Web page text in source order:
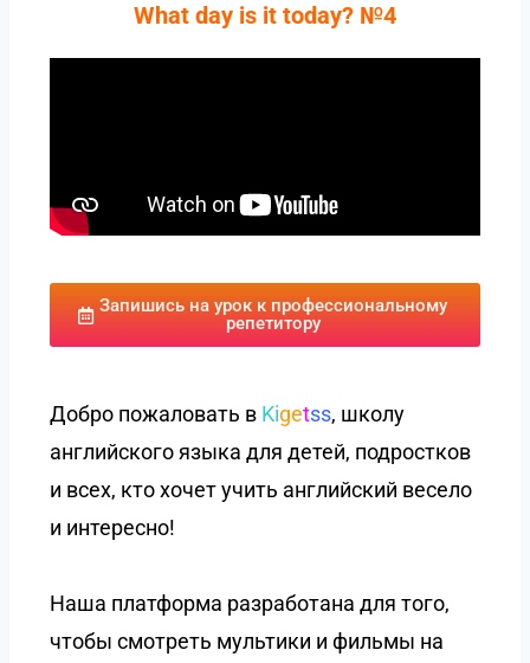
What day is it today? №4
Запишись на урок к профессиональному
репетитору
Добро пожаловать в Kigetss, школу
английского языка для детей, подростков
и всех, кто хочет учить английский весело
и интересно!
Наша платформа разработана для того,
чтобы смотреть мультики и фильмы на